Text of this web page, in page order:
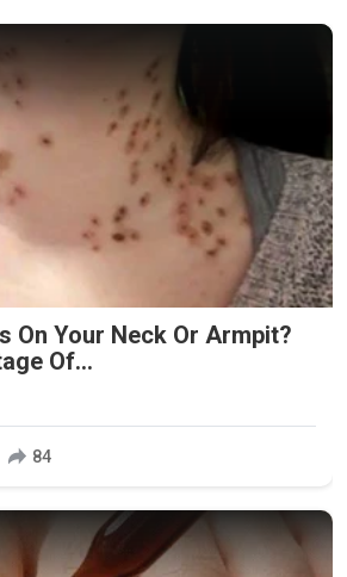
On Your Neck Or Armpit?
Of...
84